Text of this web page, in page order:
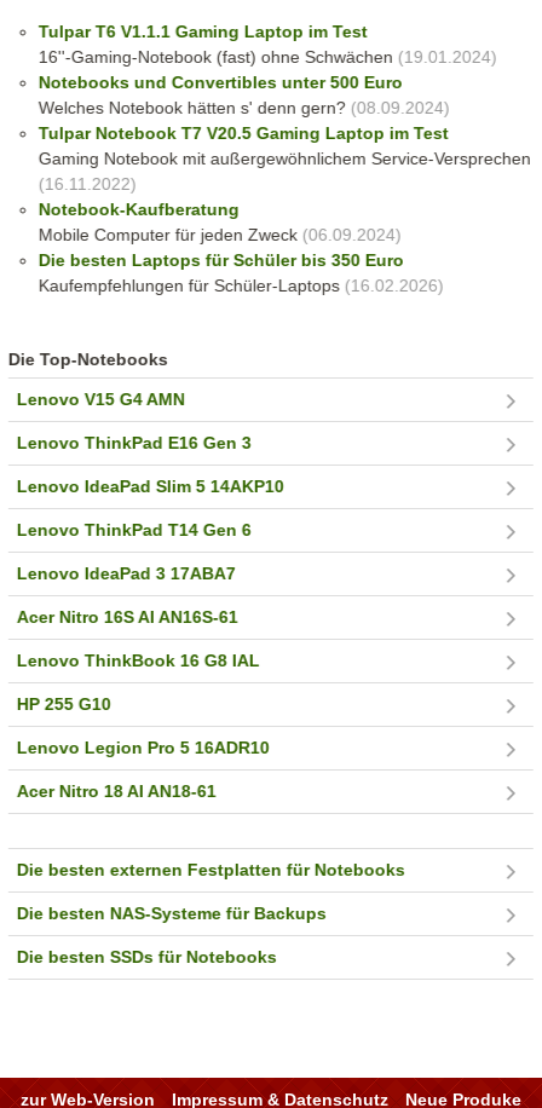
Tulpar T6 V1.1.1 Gaming Laptop im Test
16''-Gaming-Notebook (fast) ohne Schwächen (19.01.2024)
Notebooks und Convertibles unter 500 Euro
Welches Notebook hätten s' denn gern?(08.09.2024)
Tulpar Notebook T7 V20.5 Gaming Laptop im Test
Gaming Notebook mit außergewöhnlichem Service-Versprechen
(16.11.2022)
Notebook-Kaufberatung
Mobile Computer für jeden Zweck(06.09.2024)
Die besten Laptops für Schüler bis 350 Euro
Kaufempfehlungen für Schüler-Laptops(16.02.2026)
Die Top-Notebooks
Lenovo V15 G4 AMN
Lenovo ThinkPad E16 Gen 3
Lenovo IdeaPad Slim 5 14AKP10
Lenovo ThinkPad T14 Gen 6
Lenovo IdeaPad 3 17ABA7
Acer Nitro 16S AI AN16S-61
Lenovo ThinkBook 16 G8 IAL
HP 255 G10
Lenovo Legion Pro 5 16ADR10
Acer Nitro 18 AI AN18-61
Die besten externen Festplatten für Notebooks
Die besten NAS-Systeme für Backups
Die besten SSDs für Notebooks
zur Web-Version Impressum & Datenschutz Neue Produke